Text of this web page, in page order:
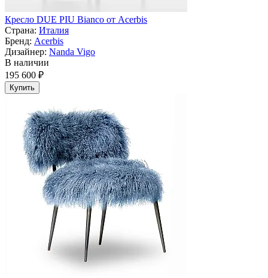
Кресло DUE PIU Bianco от Acerbis
Страна: Италия
Бренд: Acerbis
Дизайнер: Nanda Vigo
В наличии
195 600 ₽
Купить